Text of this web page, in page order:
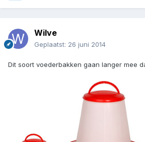
Wilve
Geplaatst: 26 juni 2014
Dit soort voederbakken gaan langer mee